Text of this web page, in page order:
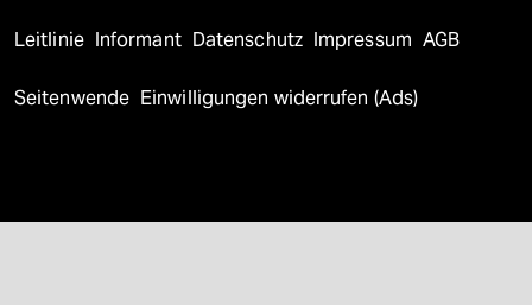
Leitlinie Informant Datenschutz Impressum AGB
Seitenwende Einwilligungen widerrufen (Ads)